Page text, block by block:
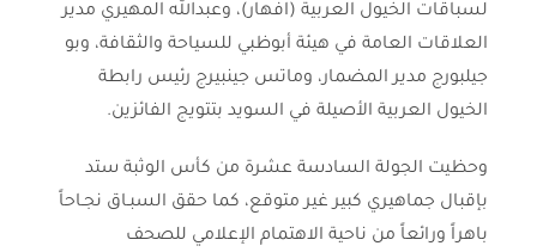
لسباقات الخيول العربية (افهار)، وعبدالله المهيري مدير
العلاقات العامة في هيئة أبوظبي للسياحة والثقافة، وبو
جيلبورج مدير المضمار، وماتس جينبيرج رئيس رابطة
الخيول العربية الأصيلة في السويد بتتويج الفائزين.
وحظيت الجولة السادسة عشرة من كأس الوثبة ستد
بإقبال جماهيري كبير غير متوقع، كما حقق السبـاق نجـاحاً
باهراً ورائعاً من ناحية الاهتمام الإعلامي للصحف